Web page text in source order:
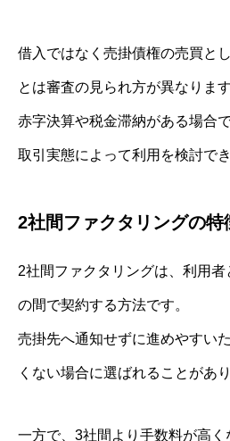
借入ではなく売掛債権の売買と
とは審査の見られ方が異なります
赤字決算や税金滞納がある場合
取引実態によって利用を検討で
2社間ファクタリングの特
2社間ファクタリングは、利用
の間で契約する方法です。
売掛先へ通知せずに進めやすい
くない場合に選ばれることがあり
一方で、3社間より手数料が高く